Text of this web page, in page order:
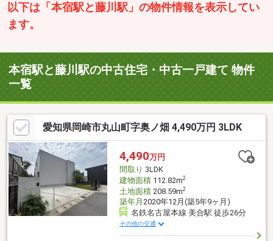
以下は「本宿駅と藤川駅」の物件情報を表示してい
ます。
本宿駅と藤川駅の中古住宅・中古一戸建て 物件
一覧
愛知県岡崎市丸山町字奥ノ畑 4,490万円 3LDK
4,490万円
間取り 3LDK
建物面積112.82m2
土地面積208.59m2
築年月 2020年12月(築5年9ヶ月)
名鉄名古屋本線 美合駅 徒歩26分
その他の交通